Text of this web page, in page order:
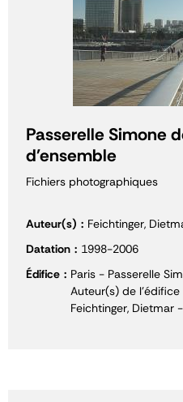
Passerelle Simone
d'ensemble
Fichiers photographiques
Auteur(s)
Feichtinger,
Datation
1998-2006
Édifice
Paris - Passerelle
Auteur(s) de l'édifice
Feichtinger, Dietmar